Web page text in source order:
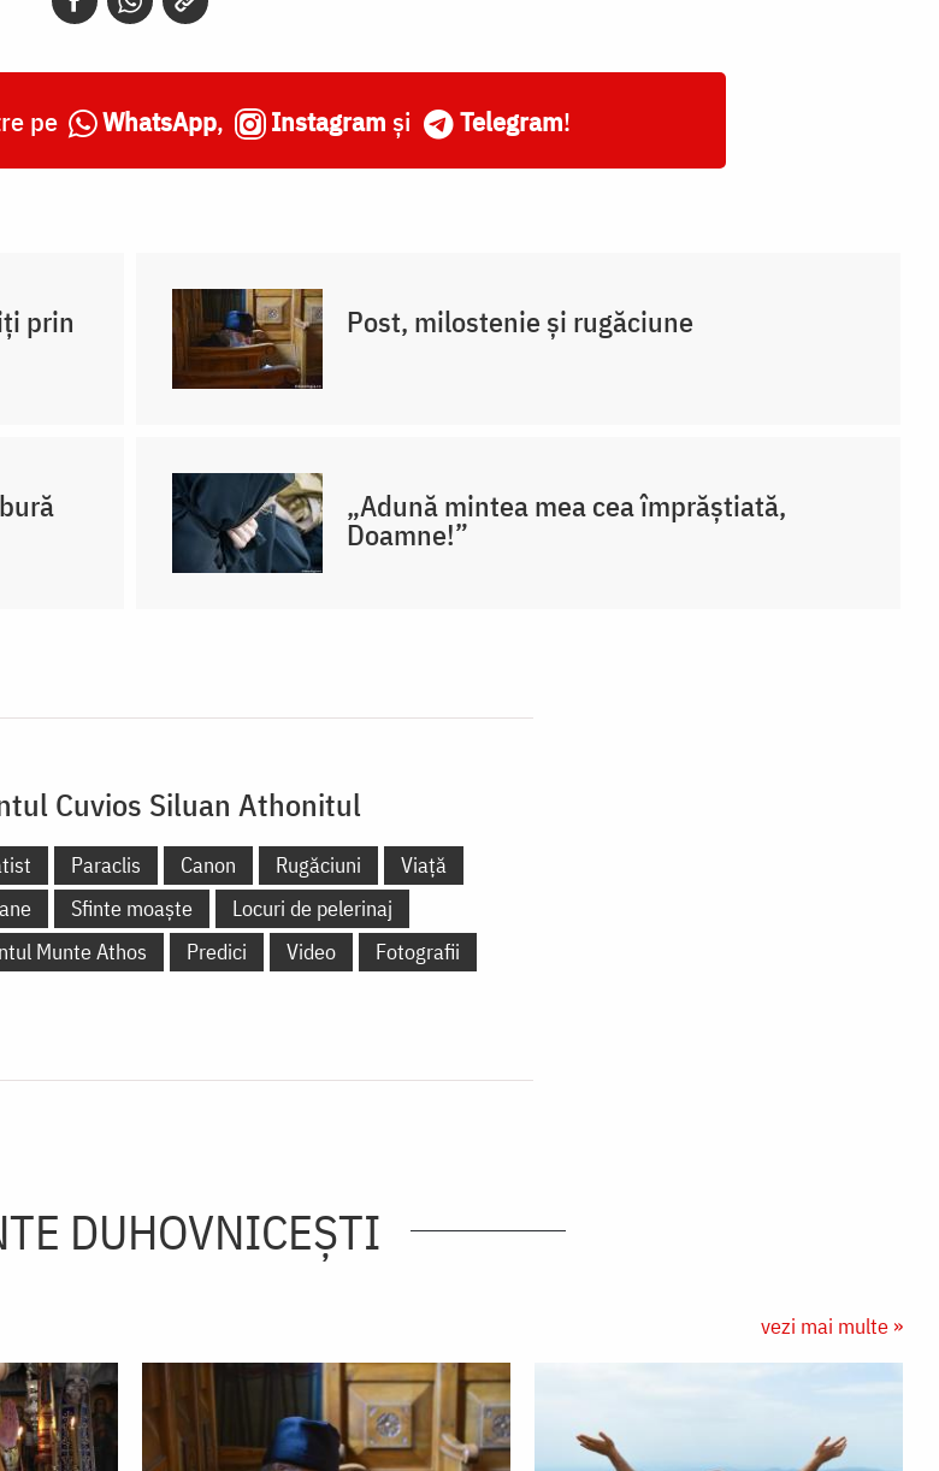
pe WhatsApp, Instagram și Telegram!
prin Post, milostenie și rugăciune
„Adună mintea mea cea împrăștiată,
Doamne!”
Cuvios Siluan Athonitul
Paraclis Canon Rugăciuni
Viață
Sfinte moaște
Locuri de pelerinaj
Munte Athos
Predici Video Fotografii
DUHOVNICEȘTI
vezi mai multe »